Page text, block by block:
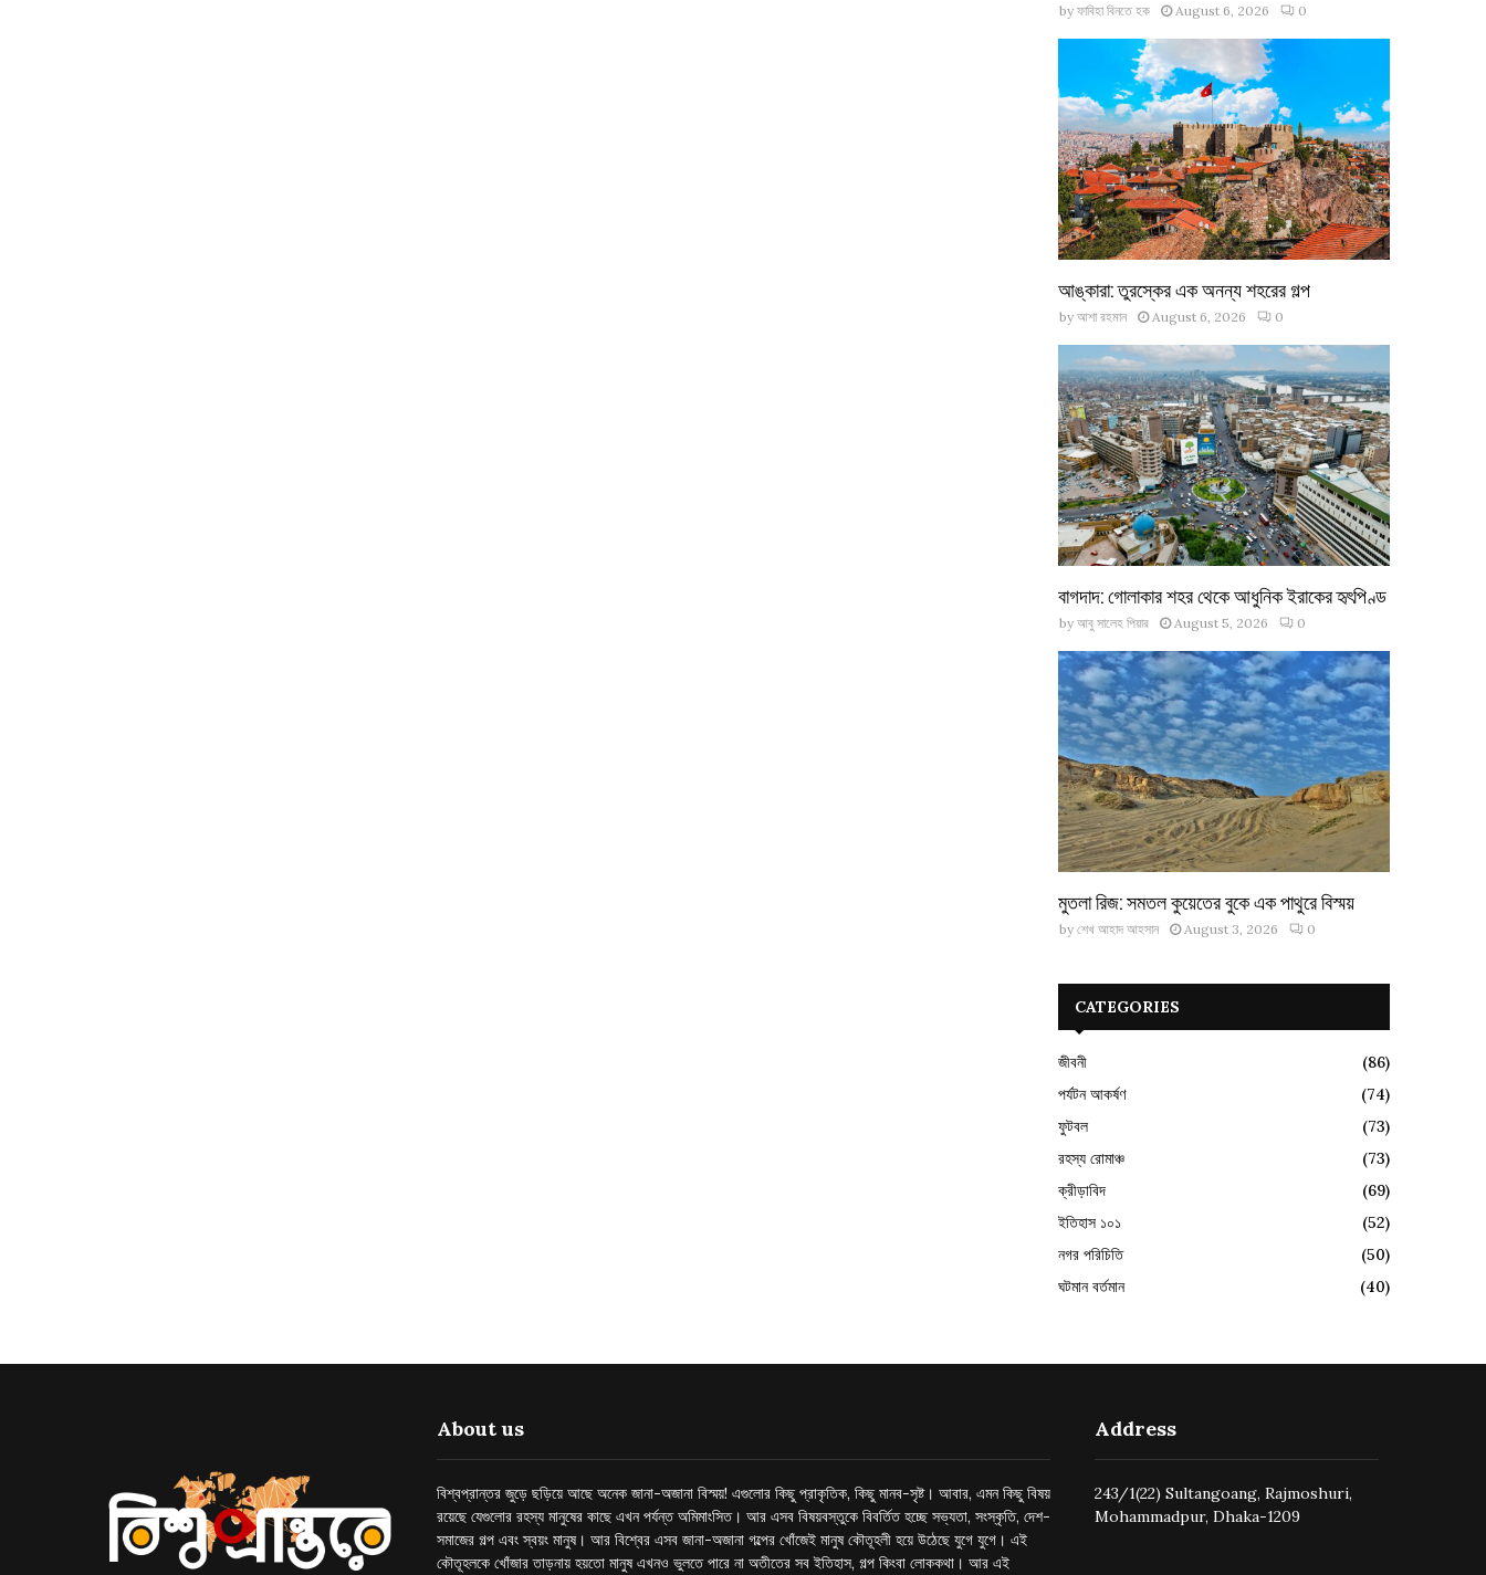
by ফাবিহা বিনতে হক August 6, 2026 0
আঙ্কারা: তুরস্কের এক অনন্য শহরের গল্প
by আশা রহমান August 6, 2026 0
বাগদাদ: গোলাকার শহর থেকে আধুনিক ইরাকের হৃৎপিণ্ড
by আবু সালেহ পিয়ার August 5, 2026 0
মুতলা রিজ: সমতল কুয়েতের বুকে এক পাথুরে বিস্ময়
by শেখ আহাদ আহসান August 3, 2026 0
CATEGORIES
জীবনী
(86)
পর্যটন আকর্ষণ
(74)
ফুটবল
(73)
রহস্য রোমাঞ্চ
(73)
ক্রীড়াবিদ
(69)
ইতিহাস ১০১
(52)
নগর পরিচিতি
(50)
ঘটমান বর্তমান
(40)
About us
বিশ্বপ্রান্তর জুড়ে ছড়িয়ে আছে অনেক জানা-অজানা বিস্ময়! এগুলোর কিছু প্রাকৃতিক, কিছু মানব-সৃষ্ট। আবার, এমন কিছু বিষয়
রয়েছে যেগুলোর রহস্য মানুষের কাছে এখন পর্যন্ত অমিমাংসিত। আর এসব বিষয়বস্তুকে বিবর্তিত হচ্ছে সভ্যতা, সংস্কৃতি, দেশ-
সমাজের গল্প এবং স্বয়ং মানুষ। আর বিশ্বের এসব জানা-অজানা গল্পের খোঁজেই মানুষ কৌতূহলী হয়ে উঠেছে যুগে যুগে। এই
কৌতূহলকে খোঁজার তাড়নায় হয়তো মানুষ এখনও ভুলতে পারে না অতীতের সব ইতিহাস, গল্প কিংবা লোককথা। আর এই
Address
243/1(22) Sultangoang, Rajmoshuri,
Mohammadpur, Dhaka-1209